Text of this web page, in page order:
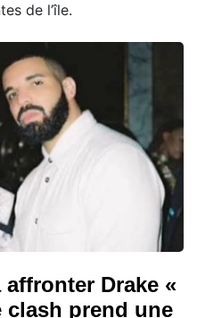
de l’île.
Drake «
clash prend une